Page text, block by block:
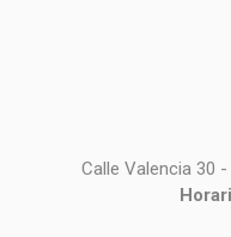
Calle Valencia 30